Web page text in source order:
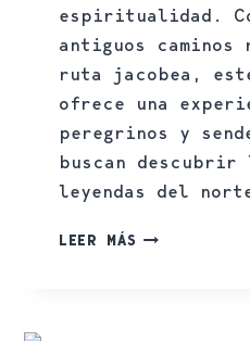
espiritualidad.
antiguos
ruta jacobea,
ofrece una
peregrinos y
buscan
leyendas del
LEER MÁS